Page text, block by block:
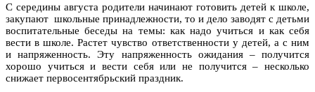
С середины августа родители начинают готовить детей к школе,
закупают школьные принадлежности, то и дело заводят с детьми
воспитательные беседы на темы: как надо учиться и как себя
вести в школе. Растет чувство ответственности у детей, а с ним
и напряженность. Эту напряженность ожидания – получится
хорошо учиться и вести себя или не получится – несколько
снижает первосентябрьский праздник.